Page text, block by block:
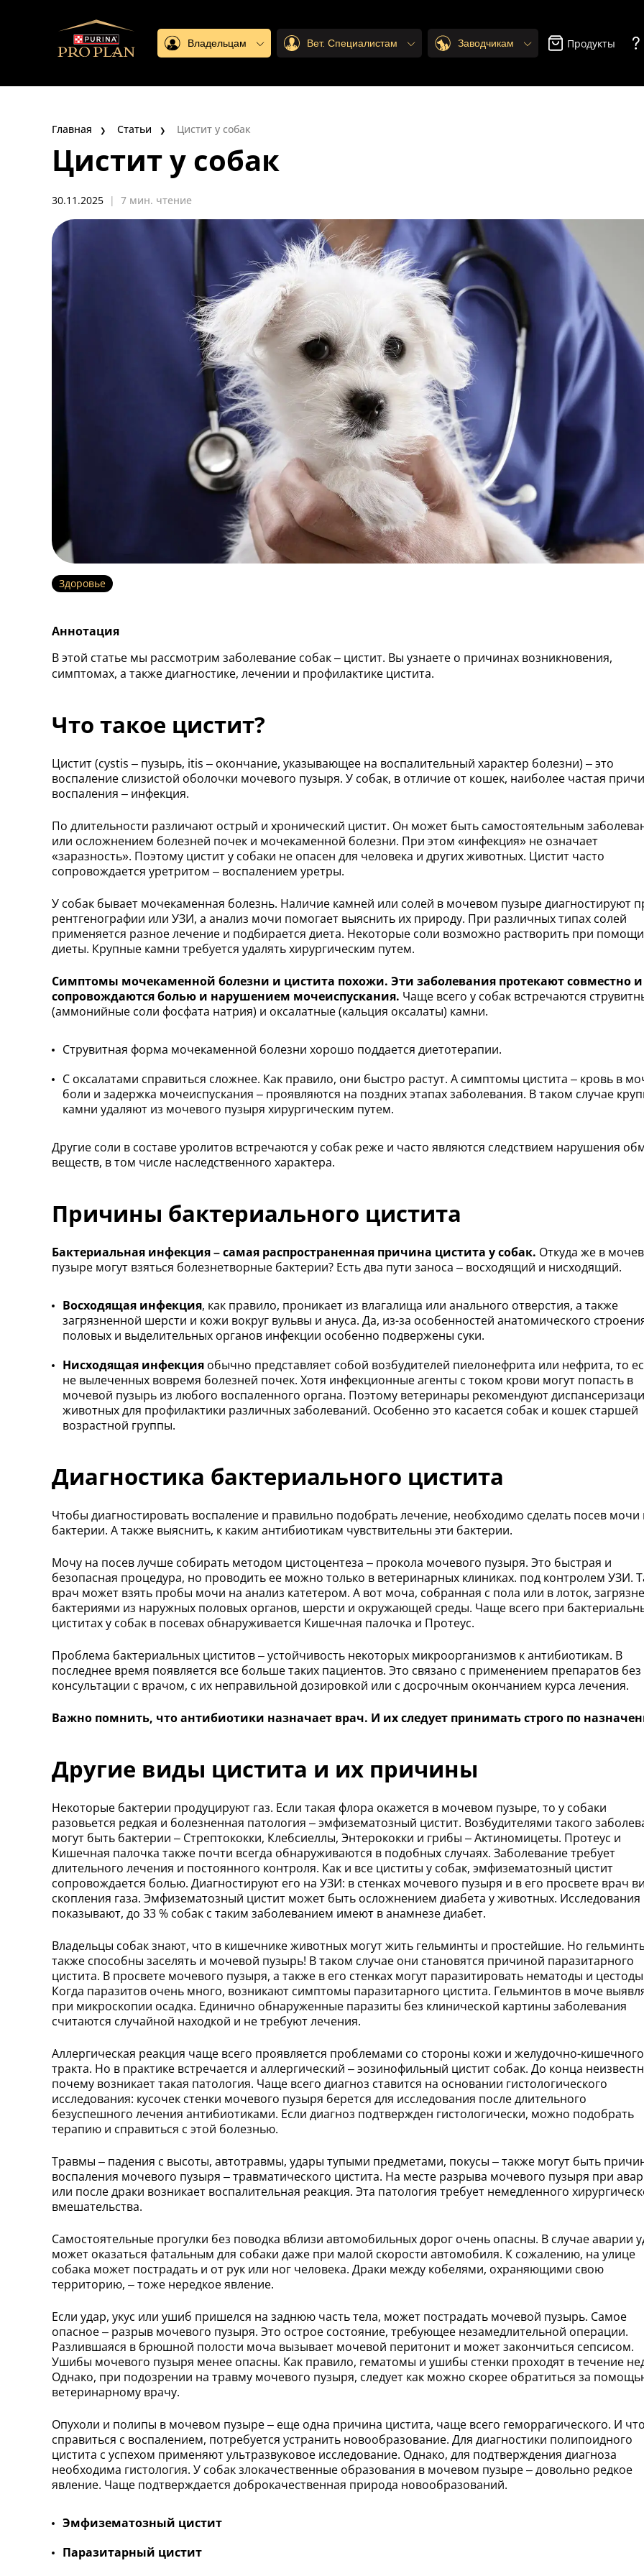
Владельцам Вет. Специалистам Заводчикам Продукты
Главная Статьи Цистит у собак
Цистит у собак
30.11.2025 | 7 мин. чтение
Здоровье
Аннотация
В этой статье мы рассмотрим заболевание собак – цистит. Вы узнаете о причинах возникновения,
симптомах, а также диагностике, лечении и профилактике цистита.
Что такое цистит?
Цистит (cystis – пузырь, itis – окончание, указывающее на воспалительный характер болезни) – это
воспаление слизистой оболочки мочевого пузыря. У собак, в отличие от кошек, наиболее частая
воспаления – инфекция.
По длительности различают острый и хронический цистит. Он может быть самостоятельным
или осложнением болезней почек и мочекаменной болезни. При этом «инфекция» не означает
«заразность». Поэтому цистит у собаки не опасен для человека и других животных. Цистит часто
сопровождается уретритом – воспалением уретры.
У собак бывает мочекаменная болезнь. Наличие камней или солей в мочевом пузыре диагностируют
рентгенографии или УЗИ, а анализ мочи помогает выяснить их природу. При различных типах солей
применяется разное лечение и подбирается диета. Некоторые соли возможно растворить при помощи
диеты. Крупные камни требуется удалять хирургическим путем.
Симптомы мочекаменной болезни и цистита похожи. Эти заболевания протекают совместно и
сопровождаются болью и нарушением мочеиспускания. Чаще всего у собак встречаются
(аммонийные соли фосфата натрия) и оксалатные (кальция оксалаты) камни.
Струвитная форма мочекаменной болезни хорошо поддается диетотерапии.
С оксалатами справиться сложнее. Как правило, они быстро растут. А симптомы цистита – кровь в
боли и задержка мочеиспускания – проявляются на поздних этапах заболевания. В таком случае
камни удаляют из мочевого пузыря хирургическим путем.
Другие соли в составе уролитов встречаются у собак реже и часто являются следствием нарушения
веществ, в том числе наследственного характера.
Причины бактериального цистита
Бактериальная инфекция – самая распространенная причина цистита у собак. Откуда же в
пузыре могут взяться болезнетворные бактерии? Есть два пути заноса – восходящий и нисходящий.
Восходящая инфекция, как правило, проникает из влагалища или анального отверстия, а также
загрязненной шерсти и кожи вокруг вульвы и ануса. Да, из-за особенностей анатомического
половых и выделительных органов инфекции особенно подвержены суки.
Нисходящая инфекция обычно представляет собой возбудителей пиелонефрита или нефрита, то
не вылеченных вовремя болезней почек. Хотя инфекционные агенты с током крови могут попасть в
мочевой пузырь из любого воспаленного органа. Поэтому ветеринары рекомендуют
животных для профилактики различных заболеваний. Особенно это касается собак и кошек старшей
возрастной группы.
Диагностика бактериального цистита
Чтобы диагностировать воспаление и правильно подобрать лечение, необходимо сделать посев мочи
бактерии. А также выяснить, к каким антибиотикам чувствительны эти бактерии.
Мочу на посев лучше собирать методом цистоцентеза – прокола мочевого пузыря. Это быстрая и
безопасная процедура, но проводить ее можно только в ветеринарных клиниках. под контролем УЗИ.
врач может взять пробы мочи на анализ катетером. А вот моча, собранная с пола или в лоток,
бактериями из наружных половых органов, шерсти и окружающей среды. Чаще всего при
циститах у собак в посевах обнаруживается Кишечная палочка и Протеус.
Проблема бактериальных циститов – устойчивость некоторых микроорганизмов к антибиотикам. В
последнее время появляется все больше таких пациентов. Это связано с применением препаратов без
консультации с врачом, с их неправильной дозировкой или с досрочным окончанием курса лечения.
Важно помнить, что антибиотики назначает врач. И их следует принимать строго по
Другие виды цистита и их причины
Некоторые бактерии продуцируют газ. Если такая флора окажется в мочевом пузыре, то у собаки
разовьется редкая и болезненная патология – эмфизематозный цистит. Возбудителями такого
могут быть бактерии – Стрептококки, Клебсиеллы, Энтерококки и грибы – Актиномицеты. Протеус и
Кишечная палочка также почти всегда обнаруживаются в подобных случаях. Заболевание требует
длительного лечения и постоянного контроля. Как и все циститы у собак, эмфизематозный цистит
сопровождается болью. Диагностируют его на УЗИ: в стенках мочевого пузыря и в его просвете врач
скопления газа. Эмфизематозный цистит может быть осложнением диабета у животных. Исследования
показывают, до 33 % собак с таким заболеванием имеют в анамнезе диабет.
Владельцы собак знают, что в кишечнике животных могут жить гельминты и простейшие. Но
также способны заселять и мочевой пузырь! В таком случае они становятся причиной паразитарного
цистита. В просвете мочевого пузыря, а также в его стенках могут паразитировать нематоды и
Когда паразитов очень много, возникают симптомы паразитарного цистита. Гельминтов в моче
при микроскопии осадка. Единично обнаруженные паразиты без клинической картины заболевания
считаются случайной находкой и не требуют лечения.
Аллергическая реакция чаще всего проявляется проблемами со стороны кожи и желудочно-кишечного
тракта. Но в практике встречается и аллергический – эозинофильный цистит собак. До конца
почему возникает такая патология. Чаще всего диагноз ставится на основании гистологического
исследования: кусочек стенки мочевого пузыря берется для исследования после длительного
безуспешного лечения антибиотиками. Если диагноз подтвержден гистологически, можно подобрать
терапию и справиться с этой болезнью.
Травмы – падения с высоты, автотравмы, удары тупыми предметами, покусы – также могут быть
воспаления мочевого пузыря – травматического цистита. На месте разрыва мочевого пузыря при
или после драки возникает воспалительная реакция. Эта патология требует немедленного
вмешательства.
Самостоятельные прогулки без поводка вблизи автомобильных дорог очень опасны. В случае аварии
может оказаться фатальным для собаки даже при малой скорости автомобиля. К сожалению, на улице
собака может пострадать и от рук или ног человека. Драки между кобелями, охраняющими свою
территорию, – тоже нередкое явление.
Если удар, укус или ушиб пришелся на заднюю часть тела, может пострадать мочевой пузырь. Самое
опасное – разрыв мочевого пузыря. Это острое состояние, требующее незамедлительной операции.
Разлившаяся в брюшной полости моча вызывает мочевой перитонит и может закончиться сепсисом.
Ушибы мочевого пузыря менее опасны. Как правило, гематомы и ушибы стенки проходят в течение
Однако, при подозрении на травму мочевого пузыря, следует как можно скорее обратиться за
ветеринарному врачу.
Опухоли и полипы в мочевом пузыре – еще одна причина цистита, чаще всего геморрагического. И
справиться с воспалением, потребуется устранить новообразование. Для диагностики полипоидного
цистита с успехом применяют ультразвуковое исследование. Однако, для подтверждения диагноза
необходима гистология. У собак злокачественные образования в мочевом пузыре – довольно редкое
явление. Чаще подтверждается доброкачественная природа новообразований.
Эмфизематозный цистит
Паразитарный цистит